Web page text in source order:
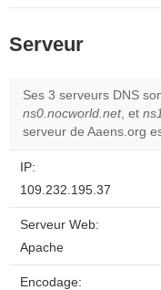
Serveur
Ses 3 serveurs DNS
ns0.nocworld.net, et
serveur de Aaens.org
IP:
109.232.195.37
Serveur Web:
Apache
Encodage: